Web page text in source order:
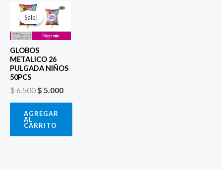
Sale!
Sale!
GLOBOS
METALICO 26
PULGADA NIÑOS
50PCS
$6.500
El
precio
original
era:
$ 6.500.
$ 5.000
El
AGREGAR
AL
CARRITO